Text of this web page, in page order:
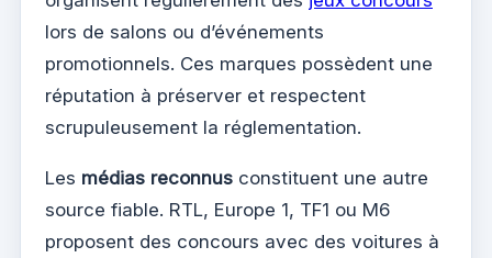
lors de salons ou d’événements
promotionnels. Ces marques possèdent une
réputation à préserver et respectent
scrupuleusement la réglementation.
Les médias reconnus constituent une autre
source fiable. RTL, Europe 1, TF1 ou M6
proposent des concours avec des voitures à